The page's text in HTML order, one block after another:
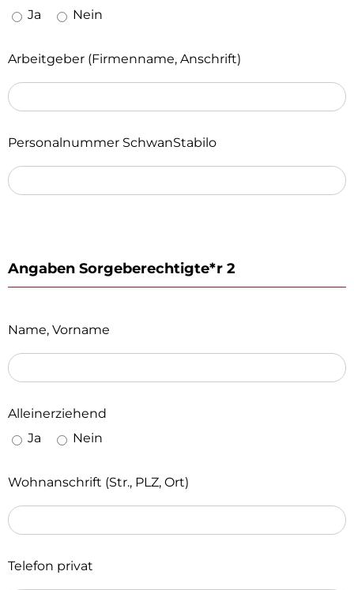
Ja Nein
Arbeitgeber (Firmenname, Anschrift)
Personalnummer SchwanStabilo
Angaben Sorgeberechtigte*r 2
Name, Vorname
Alleinerziehend
Ja
Nein
Wohnanschrift (Str., PLZ, Ort)
Telefon privat